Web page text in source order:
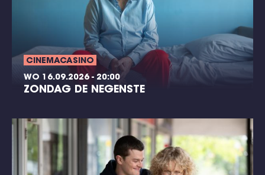
CINEMACASINO
WO 16.09.2026 - 20:00
ZONDAG DE NEGENSTE